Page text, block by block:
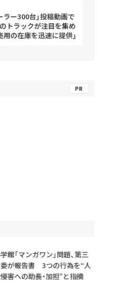
ラー300台」投稿動画で
トラックが注目を集め
の在庫を迅速に提供」
PR
館「マンガワン」問題、第三
が報告書 3つの行為を“人
害への助長・加担”と指摘